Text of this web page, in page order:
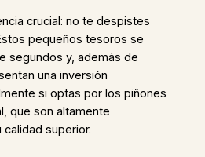
crucial: no te despistes
pequeños tesoros se
segundos y, además de
una inversión
si optas por los piñones
que son altamente
superior.